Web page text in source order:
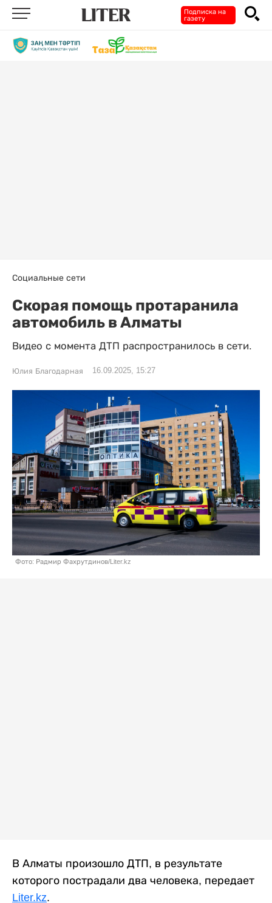
Подписка на
газету
Социальные сети
Скорая помощь протаранила
автомобиль в Алматы
Видео с момента ДТП распространилось в сети.
Юлия Благодарная 16.09.2025, 15:27
Фото: Радмир Фахрутдинов/Liter.kz
В Алматы произошло ДТП, в результате
которого пострадали два человека, передает
Liter.kz.